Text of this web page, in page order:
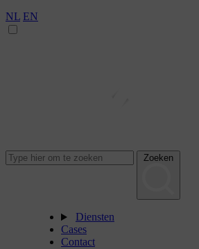
NL EN
Zoeken
Diensten
Cases
Contact